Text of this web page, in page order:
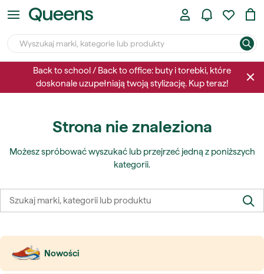
Back to school / Back to office: buty i torebki, które
doskonale uzupełniają twoją stylizację. Kup teraz!
Strona nie znaleziona
Możesz spróbować wyszukać lub przejrzeć jedną z poniższych
kategorii.
Nowości